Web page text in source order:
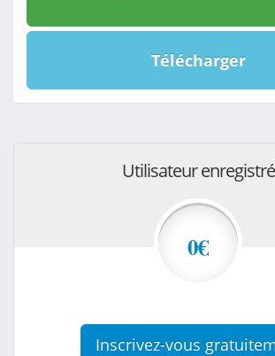
Télécharger
Utilisateur enregistré
0€
Inscrivez-vous